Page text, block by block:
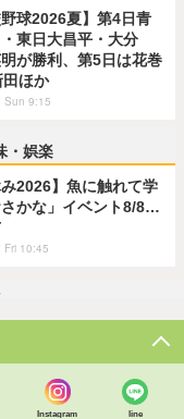
野球2026夏】第4日青
東日大昌平・大分
が勝利、第5日は花巻
ほか
Sun 9:15
・娯楽
み2026】魚に触れて学
かな」イベント8/8…
Fri 10:45
Instagram line